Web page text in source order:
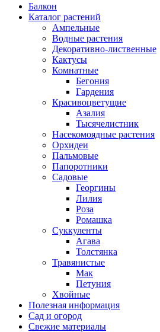
Балкон
Каталог растений
Ампельные
Водные растения
Декоративно-лиственные
Кактусы
Комнатные
Бегония
Гардения
Красивоцветущие
Азалия
Тысячелистник
Насекомоядные растения
Орхидеи
Пальмовые
Папоротники
Садовые
Георгины
Лилия
Роза
Ромашка
Суккуленты
Агава
Толстянка
Травянистые
Мак
Петуния
Хвойные
Полезная информация
Сад и огород
Свежие материалы